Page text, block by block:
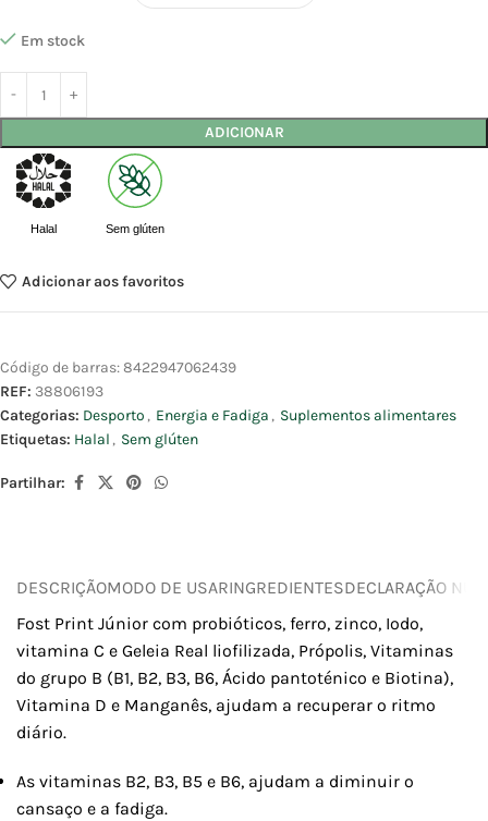
Em stock
ADICIONAR
Halal Sem glúten
Adicionar aos favoritos
Código de barras:8422947062439
REF: 38806193
Categorias: Desporto , Energia e Fadiga , Suplementos alimentares
Etiquetas: Halal , Sem glúten
Partilhar:
DESCRIÇÃOMODO DE USARINGREDIENTESDECLARAÇÃO
Fost Print Júnior com probióticos, ferro, zinco, Iodo,
vitamina C e Geleia Real liofilizada, Própolis, Vitaminas
do grupo B (B1, B2, B3, B6, Ácido pantoténico e Biotina),
Vitamina D e Manganês, ajudam a recuperar o ritmo
diário.
As vitaminas B2, B3, B5 e B6, ajudam a diminuir o
cansaço e a fadiga.